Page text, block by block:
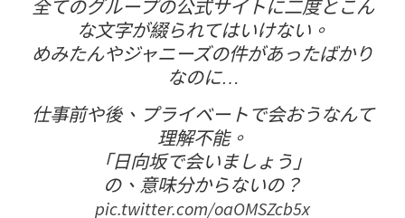
全てのグループの公式サイトに二度とこん
な文字が綴られてはいけない。
めみたんやジャニーズの件があったばかり
なのに…
仕事前や後、プライベートで会おうなんて
理解不能。
「日向坂で会いましょう」
の、意味分からないの？
pic.twitter.com/oaOMSZcb5x